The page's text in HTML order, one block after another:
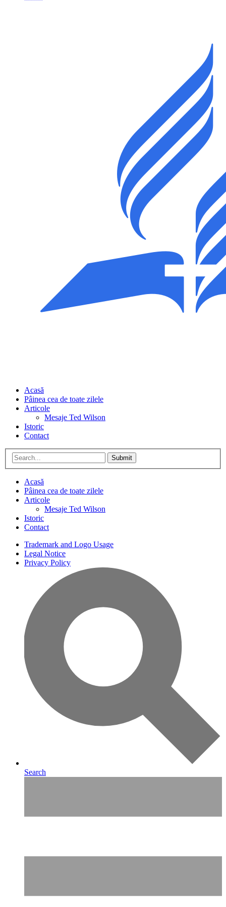
Acasă
Pâinea cea de toate zilele
Articole
Mesaje Ted Wilson
Istoric
Contact
Submit
Acasă
Pâinea cea de toate zilele
Articole
Mesaje Ted Wilson
Istoric
Contact
Trademark and Logo Usage
Legal Notice
Privacy Policy
Search